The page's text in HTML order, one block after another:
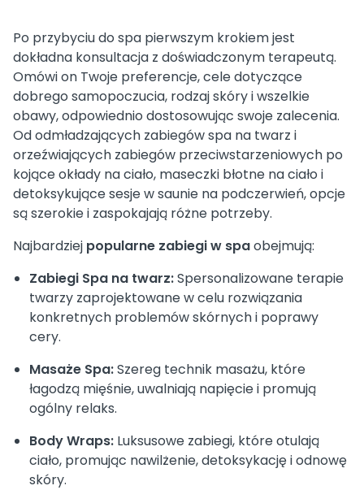
Po przybyciu do spa pierwszym krokiem jest
dokładna konsultacja z doświadczonym terapeutą.
Omówi on Twoje preferencje, cele dotyczące
dobrego samopoczucia, rodzaj skóry i wszelkie
obawy, odpowiednio dostosowując swoje zalecenia.
Od odmładzających zabiegów spa na twarz i
orzeźwiających zabiegów przeciwstarzeniowych po
kojące okłady na ciało, maseczki błotne na ciało i
detoksykujące sesje w saunie na podczerwień, opcje
są szerokie i zaspokajają różne potrzeby.
Najbardziej popularne zabiegi w spaobejmują:
Zabiegi Spa na twarz:Spersonalizowane terapie
twarzy zaprojektowane w celu rozwiązania
konkretnych problemów skórnych i poprawy
cery.
Masaże Spa:Szereg technik masażu, które
łagodzą mięśnie, uwalniają napięcie i promują
ogólny relaks.
Body Wraps: Luksusowe zabiegi, które otulają
ciało, promując nawilżenie, detoksykację i odnowę
skóry.